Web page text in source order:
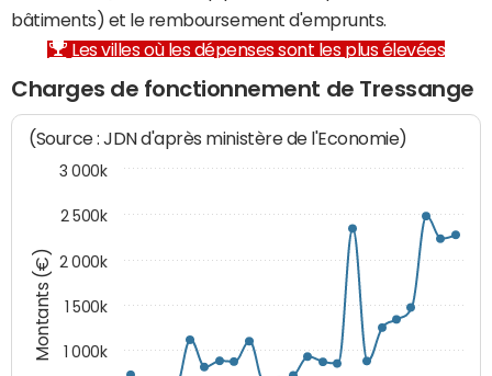
bâtiments) et le remboursement d'emprunts.
Les villes où les dépenses sont les plus élevées
Charges de fonctionnement de Tressange
Montants (€)
(Source : JDN d'après ministère de l'Economie)
1 000k
1 500k
2 000k
2 500k
3 000k